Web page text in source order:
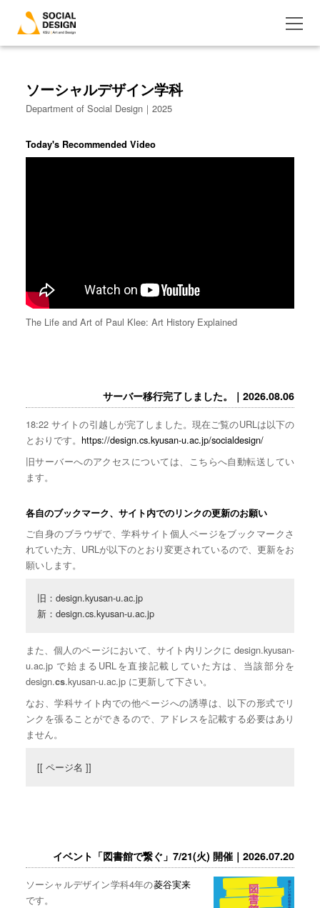
ソーシャルデザイン学科
Department of Social Design｜2025
Today's Recommended Video
The Life and Art of Paul Klee: Art History Explained
サーバー移行完了しました。｜2026.08.06
18:22 サイトの引越しが完了しました。現在ご覧のURLは以下の
とおりです。 https://design.cs.kyusan-u.ac.jp/socialdesign/
旧サーバーへのアクセスについては、こちらへ自動転送してい
ます。
各自のブックマーク、サイト内でのリンクの更新のお願い
ご自身のブラウザで、学科サイト個人ページをブックマークさ
れていた方、URLが以下のとおり変更されているので、更新をお
願いします。
旧：design.kyusan-u.ac.jp
新：design.cs.kyusan-u.ac.jp
また、個人のページにおいて、サイト内リンクに design.kyusan-
u.ac.jp で始まるURLを直接記載していた方は、当該部分を
design.cs.kyusan-u.ac.jp に更新して下さい。
なお、学科サイト内での他ページへの誘導は、以下の形式でリ
ンクを張ることができるので、アドレスを記載する必要はあり
ません。
[[ ページ名 ]]
イベント「図書館で繋ぐ」7/21(火) 開催｜2026.07.20
ソーシャルデザイン学科4年の菱谷実来
です。